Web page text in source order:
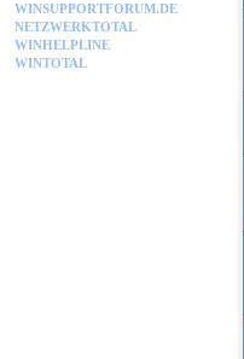
WINSUPPORTFORUM.DE
NETZWERKTOTAL
WINHELPLINE
WINTOTAL